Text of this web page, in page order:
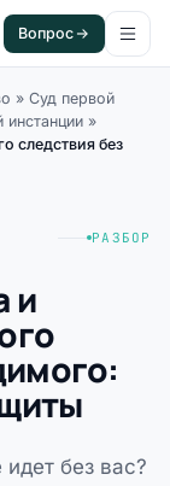
Вопрос
» Суд первой
инстанции »
следствия без
РАЗБОР
и
без вас?